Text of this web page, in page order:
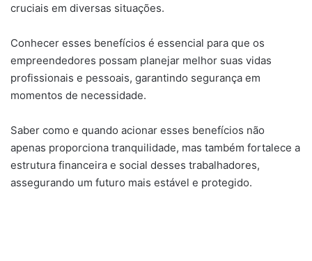
cruciais em diversas situações.
Conhecer esses benefícios é essencial para que os
empreendedores possam planejar melhor suas vidas
profissionais e pessoais, garantindo segurança em
momentos de necessidade.
Saber como e quando acionar esses benefícios não
apenas proporciona tranquilidade, mas também fortalece a
estrutura financeira e social desses trabalhadores,
assegurando um futuro mais estável e protegido.